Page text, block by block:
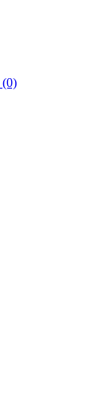
(0)